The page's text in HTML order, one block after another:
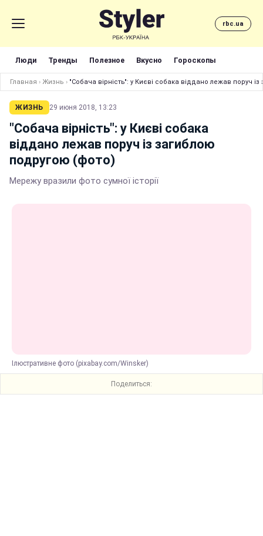
rbc.ua
Люди Тренды Полезное Вкусно Гороскопы
Главная › Жизнь › "Собача вірність": у Києві собака віддано лежав поруч
ЖИЗНЬ 29 июня 2018, 13:23
"Собача вірність": у Києві собака
віддано лежав поруч із загиблою
подругою (фото)
Мережу вразили фото сумної історії
Ілюстративне фото (pixabay.com/Winsker)
Поделиться: